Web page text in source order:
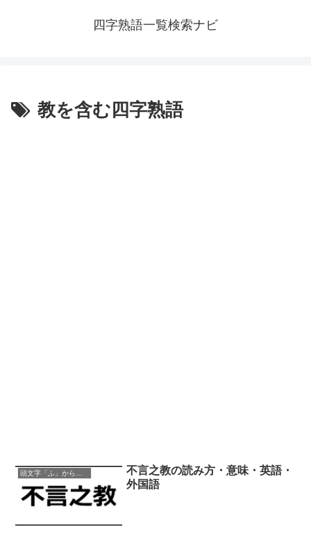
四字熟語一覧検索ナビ
教を含む四字熟語
不言之教の読み方・意味・英語・
外国語